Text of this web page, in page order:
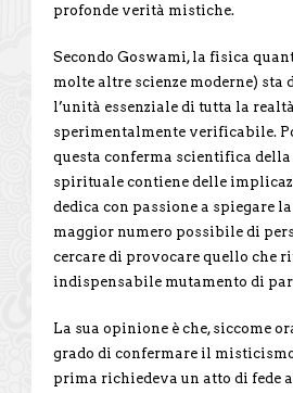
profonde verità mistiche.
Secondo Goswami, la fisica
molte altre scienze moderne) sta
l’unità essenziale di tutta la
sperimentalmente verificabile.
questa conferma scientifica
spirituale contiene delle
dedica con passione a spiegare
maggior numero possibile di
cercare di provocare quello che
indispensabile mutamento di
La sua opinione è che, siccome
grado di confermare il
prima richiedeva un atto di fede